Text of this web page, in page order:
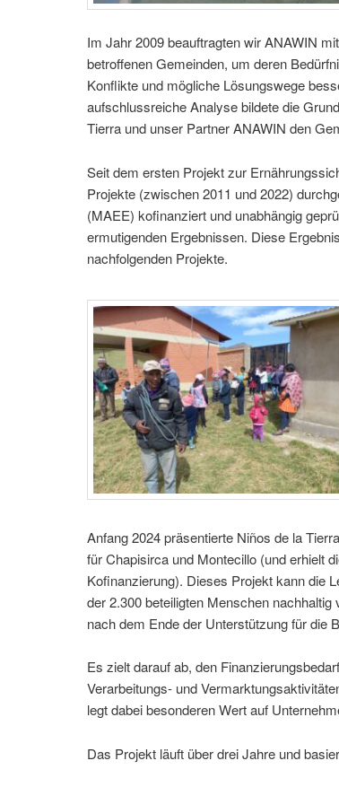
Im Jahr 2009 beauftragten wir ANAWIN
betroffenen Gemeinden, um deren
Konflikte und mögliche Lösungswege
aufschlussreiche Analyse bildete die
Tierra und unser Partner ANAWIN den
Seit dem ersten Projekt zur
Projekte (zwischen 2011 und 2022)
(MAEE) kofinanziert und unabhängig
ermutigenden Ergebnissen. Diese
nachfolgenden Projekte.
Anfang 2024 präsentierte Niños de la
für Chapisirca und Montecillo (und erhielt
Kofinanzierung). Dieses Projekt kann die
der 2.300 beteiligten Menschen
nach dem Ende der Unterstützung für die
Es zielt darauf ab, den
Verarbeitungs- und
legt dabei besonderen Wert auf
Das Projekt läuft über drei Jahre und